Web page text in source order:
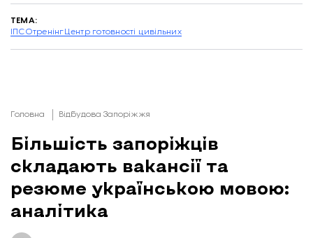
ТЕМА:
ІПСОтренінгЦентр готовності цивільних
Головна Відбудова Запоріжжя
Більшість запоріжців
складають вакансії та
резюме українською мовою:
аналітика